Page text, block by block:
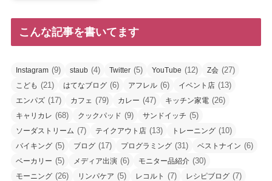
こんな記事を書いてます
Instagram (9) staub (4) Twitter (5) YouTube (12) Z会 (27)
こども (21) はてなブログ (6) アフレル (6) イベント店 (13)
エンパズ (17) カフェ (79) カレー (47) キッチン家電 (26)
キャリカレ (68) クックパッド (9) サンドイッチ (5)
ソーダストリーム (7) テイクアウト店 (13) トレーニング (10)
バイキング (5) ブログ (17) プログラミング (31) ベストナイン (6)
ベーカリー (5) メディア出演 (6) モニター品紹介 (30)
モーニング (26) リンパケア (5) レコルト (7) レシピブログ (7)